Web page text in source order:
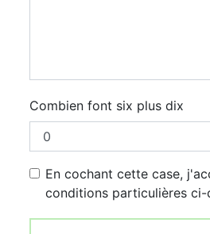
Combien font six plus dix
En cochant cette case,
conditions particulières ci-